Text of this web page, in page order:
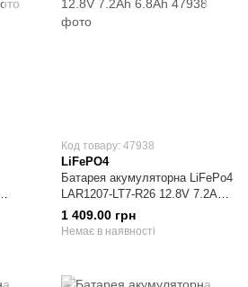
Код товару: 47938
LiFePO4
Батарея акумуляторна LiFePo4
LAR1207-LT7-R26 12.8V 7.2Ah
6.8Ah
1 409.00 грн
Немає в наявності